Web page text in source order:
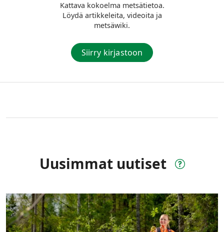
Kattava kokoelma metsätietoa.
Löydä artikkeleita, videoita ja
metsäwiki.
Siirry kirjastoon
Uusimmat uutiset